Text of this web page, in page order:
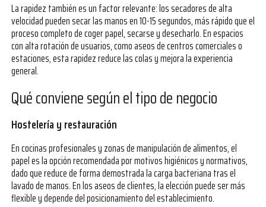
La rapidez también es un factor relevante: los secadores de alta
velocidad pueden secar las manos en 10-15 segundos, más rápido que el
proceso completo de coger papel, secarse y desecharlo. En espacios
con alta rotación de usuarios, como aseos de centros comerciales o
estaciones, esta rapidez reduce las colas y mejora la experiencia
general.
Qué conviene según el tipo de negocio
Hostelería y restauración
En cocinas profesionales y zonas de manipulación de alimentos, el
papel es la opción recomendada por motivos higiénicos y normativos,
dado que reduce de forma demostrada la carga bacteriana tras el
lavado de manos. En los aseos de clientes, la elección puede ser más
flexible y depende del posicionamiento del establecimiento.